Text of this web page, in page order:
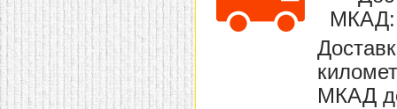
домашнем использовании.
Эта мебель имеет
некоторые преимущества
перед той же стенкой для
гостиной, к примеру,
поскольку она более
легкая и не загромождает
пространство. В спальне
МКАД:
МКАД